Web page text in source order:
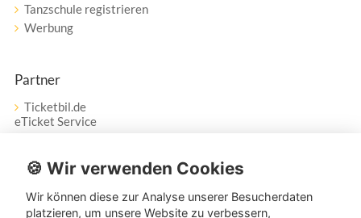
Tanzschule registrieren
Werbung
Partner
Ticketbil.de
eTicket Service
Vertrag widerrufen
Service
🍪 Wir verwenden Cookies
Wir können diese zur Analyse unserer Besucherdaten
platzieren, um unsere Website zu verbessern,